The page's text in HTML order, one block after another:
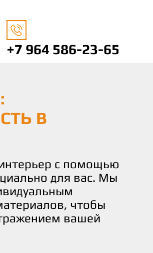
+7 964 586-23-65
В
с помощью
для вас. Мы
чтобы
вашей
ЗАБОТА
КОМФОРТЕ
среде,
чистые
нашей мебели.
вашему дому
о нашей
ВКУСУ И
И
мебель, а
создания.
готова
в реальность,
соответствовала